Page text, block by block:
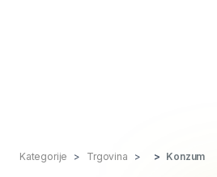
Kategorije Trgovina Konzum